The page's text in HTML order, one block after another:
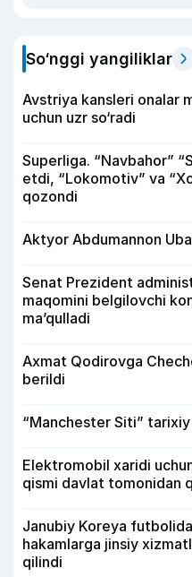
So‘nggi yangiliklar
Avstriya kansleri onalar
uchun uzr so‘radi
Superliga. “Navbahor”
etdi, “Lokomotiv” va
qozondi
Aktyor Abdu­mannon
Senat Prezident
maqomini belgilovchi
ma’qulladi
Axmat Qodirovga
berildi
“Manchester Siti”
Elektromobil xaridi
qismi davlat tomonidan
Janubiy Koreya
hakamlarga jinsiy
qilindi